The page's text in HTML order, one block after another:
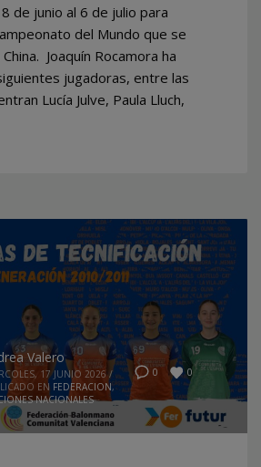
de junio al 6 de julio para
del Mundo que se
Joaquín Rocamora ha
jugadoras, entre las
Lucía Julve, Paula Lluch,
0 0
Valero
17 JUNIO 2026 /
EN FEDERACION,
NACIONALES